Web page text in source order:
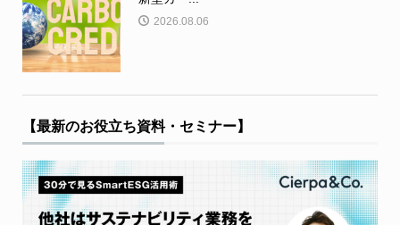
2026.08.06
【最新のお役立ち資料・セミナー】